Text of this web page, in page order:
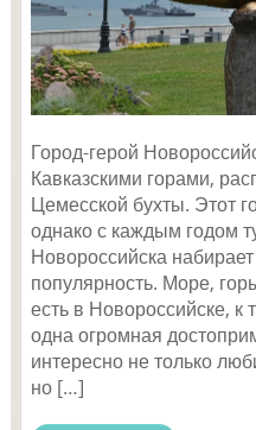
Город-герой
Кавказскими горами,
Цемесской бухты. Этот
однако с каждым годом
Новороссийска
популярность. Море,
есть в Новороссийске,
одна огромная
интересно не только
но […]